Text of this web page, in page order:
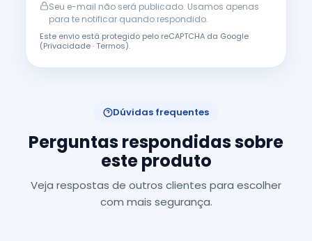
Seu e-mail não será publicado. Usamos apenas
para te notificar quando respondido.
Este envio está protegido pelo reCAPTCHA da Google
(Privacidade·Termos).
Dúvidas frequentes
Perguntas respondidas sobre
este produto
Veja respostas de outros clientes para escolher
com mais segurança.